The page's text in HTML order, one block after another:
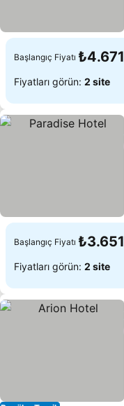
Başlangıç Fiyatı ₺4.671
Fiyatları görün: 2 site
Başlangıç Fiyatı ₺3.651
Fiyatları görün: 2 site